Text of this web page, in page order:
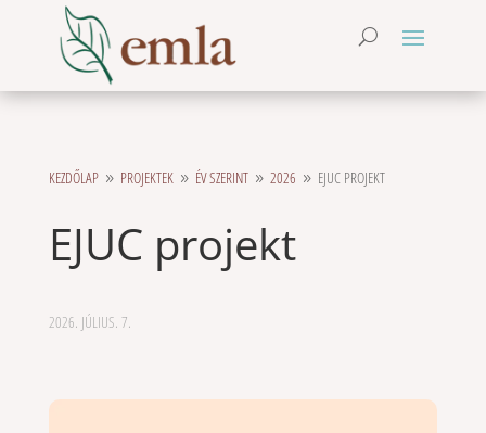
KEZDŐLAP 9 PROJEKTEK 9 ÉV SZERINT 9 2026 9 EJUC PROJEKT
EJUC projekt
2026. JÚLIUS. 7.